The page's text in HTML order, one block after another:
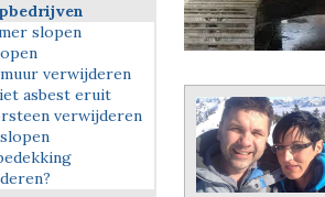
slopen
verwijderen
asbest eruit
verwijderen